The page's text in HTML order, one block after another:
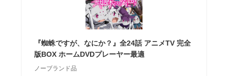
『蜘蛛ですが、なにか？』全24話 アニメTV 完全
版BOX ホームDVDプレーヤー最適
ノーブランド品